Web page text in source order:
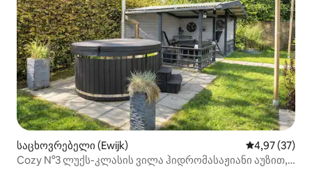
საცხოვრებელი (Ewijk) საშუალო
4,97 (37)
Cozy N°3 ლუქს-კლასის ვილა ჰიდრომასაჟიანი აუზით,